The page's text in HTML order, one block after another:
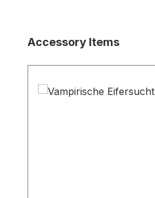
Produktgalerie überspringen
Accessory Items